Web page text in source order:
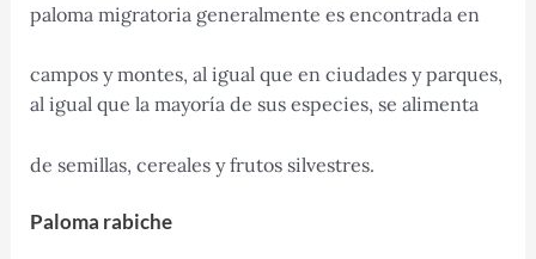
paloma migratoria generalmente es encontrada en
campos y montes, al igual que en ciudades y parques,
al igual que la mayoría de sus especies, se alimenta
de semillas, cereales y frutos silvestres.
Paloma rabiche